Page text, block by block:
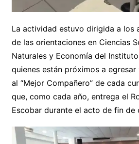
La actividad estuvo dirigida a los
de las orientaciones en Ciencias
Naturales y Economía del
quienes están próximos a
al “Mejor Compañero” de cada
que, como cada año, entrega el
Escobar durante el acto de fin de